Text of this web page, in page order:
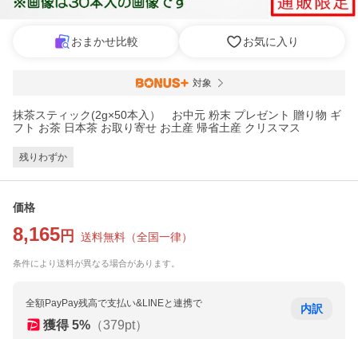
おまかせ比較 お気に入り
対象
抹茶スティック(2g×50本入） お中元 粉末 プレゼント 贈り物 ギ
フト お茶 日本茶 お取り寄せ お土産 帰省土産 クリスマス
残りわずか
価格
8,165 円 送料無料 （全国一律）
条件により送料が異なる場合があります。
全額PayPay残高で支払い&LINEと連携で
獲得 5% （379pt）
内訳